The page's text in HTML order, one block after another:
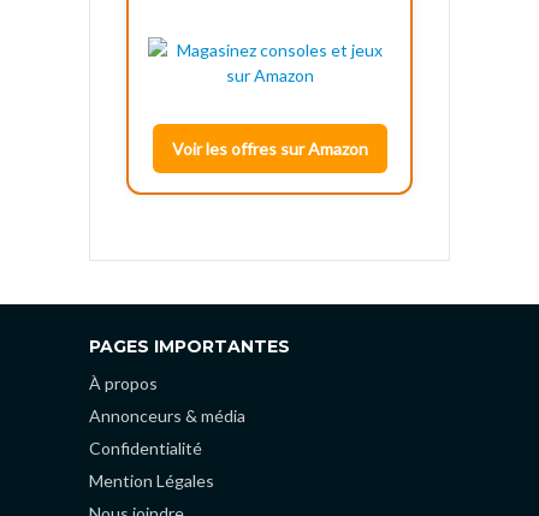
Voir les offres sur Amazon
PAGES IMPORTANTES
À propos
Annonceurs & média
Confidentialité
Mention Légales